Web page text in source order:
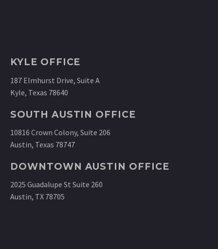
KYLE OFFICE
187 Elmhurst Drive, Suite A
Kyle, Texas 78640
SOUTH AUSTIN OFFICE
10816 Crown Colony, Suite 206
Austin, Texas 78747
DOWNTOWN AUSTIN OFFICE
2025 Guadalupe St Suite 260
Austin, TX 78705